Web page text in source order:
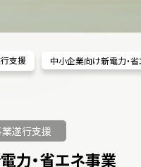
支援 中小企業向け新電力・
遂行支援
力・省エネ事業